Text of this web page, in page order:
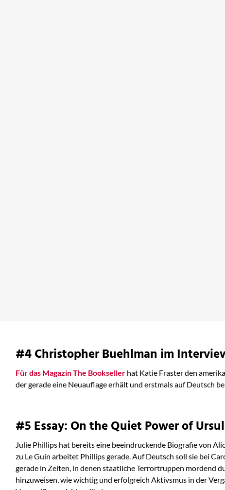
#4 Christopher Buehlman im
Für das Magazin The Bookseller hat Katie Fraster den
der gerade eine Neuauflage erhält und erstmals auf Deutsch
#5 Essay: On the Quiet Power of
Julie Phillips hat bereits eine beeindruckende Biografie von
zu Le Guin arbeitet Phillips gerade. Auf Deutsch soll sie bei
gerade in Zeiten, in denen staatliche Terrortruppen mordend
hinzuweisen, wie wichtig und erfolgreich Aktivsmus in der